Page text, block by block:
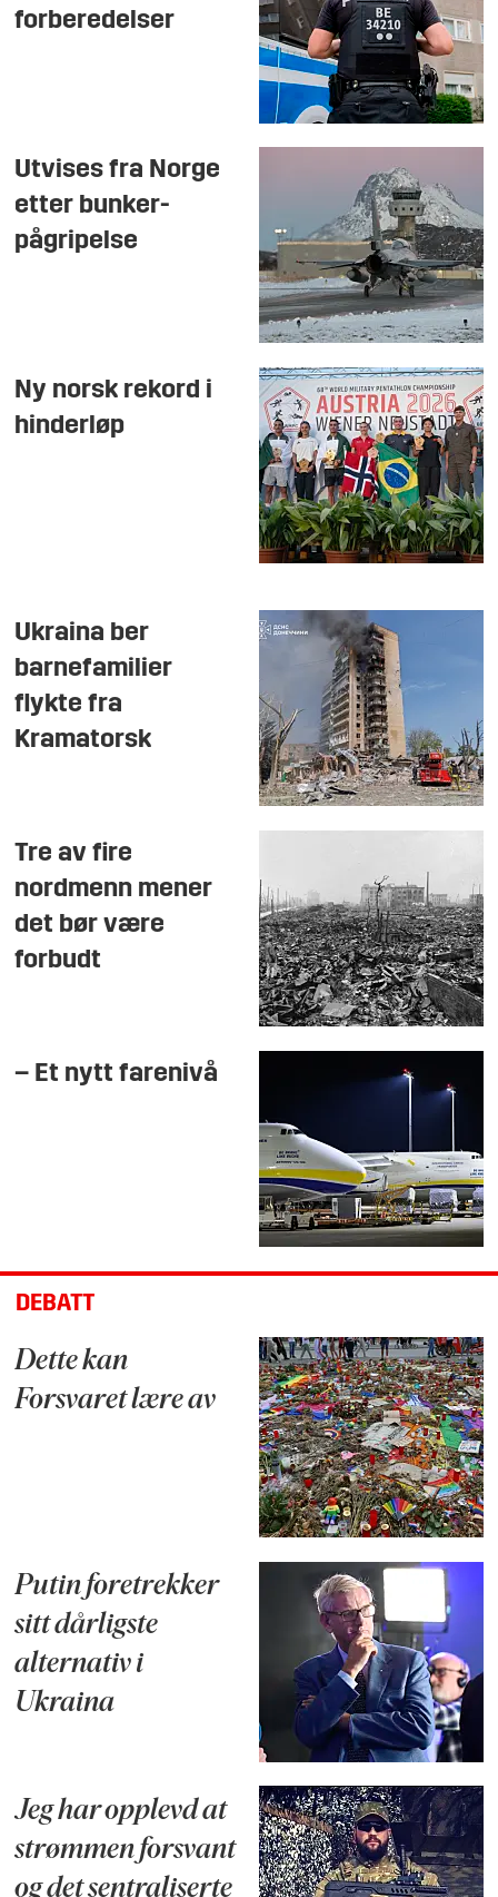
forberedelser
Utvises fra Norge
etter bunker-
pågripelse
Ny norsk rekord i
hinderløp
Ukraina ber
barnefamilier
flykte fra
Kramatorsk
Tre av fire
nordmenn mener
det bør være
forbudt
– Et nytt farenivå
DEBATT
Dette kan
Forsvaret lære av
Putin foretrekker
sitt dårligste
alternativ i
Ukraina
Jeg har opplevd at
strømmen forsvant
og det sentraliserte